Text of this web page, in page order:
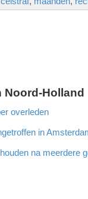
Noord-Holland
overleden
in
na meerdere